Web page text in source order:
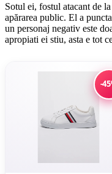
Sotul ei, fostul atacant de
apărarea public. El a
un personaj negativ este
apropiati ei stiu, asta e tot
-